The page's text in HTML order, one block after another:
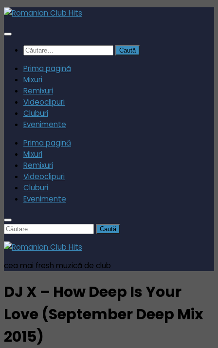
Skip
content
Caută
Prima pagină
Mixuri
Remixuri
Videoclipuri
Cluburi
Evenimente
Prima pagină
Mixuri
Remixuri
Videoclipuri
Cluburi
Evenimente
Caută
după:
cea mai fresh muzică de club
DJ X – How Deep Is Your
Love (September Deep Mix
2015)